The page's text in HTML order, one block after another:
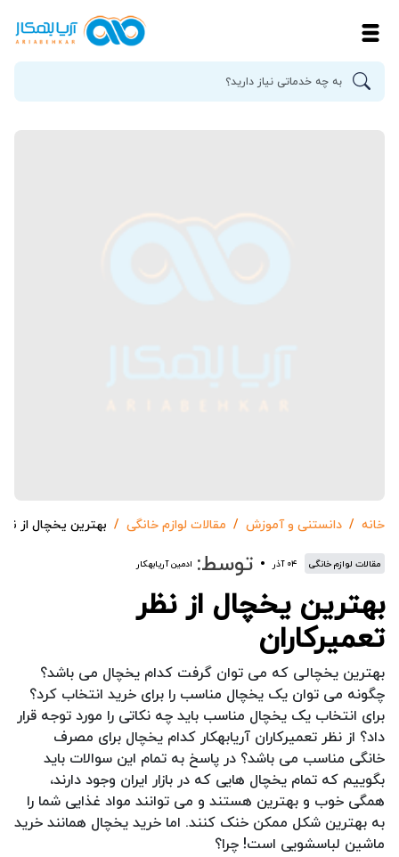
خانه دانستنی و آموزش مقالات لوازم خانگی بهترین یخچال از
مقالات لوازم خانگی ۰۴ آذر توسط: ادمین آریابهکار
بهترین یخچال از نظر
تعمیرکاران
بهترین یخچالی که می توان گرفت کدام یخچال می باشد؟
چگونه می توان یک یخچال مناسب را برای خرید انتخاب کرد؟
برای انتخاب یک یخچال مناسب باید چه نکاتی را مورد توجه قرار
داد؟ از نظر تعمیرکاران آریابهکار کدام یخچال برای مصرف
خانگی مناسب می باشد؟ در پاسخ به تمام این سوالات باید
بگوییم که تمام یخچال هایی که در بازار ایران وجود دارند،
همگی خوب و بهترین هستند و می توانند مواد غذایی شما را
به بهترین شکل ممکن خنک کنند. اما خرید یخچال همانند خرید
ماشین لباسشویی است! چرا؟